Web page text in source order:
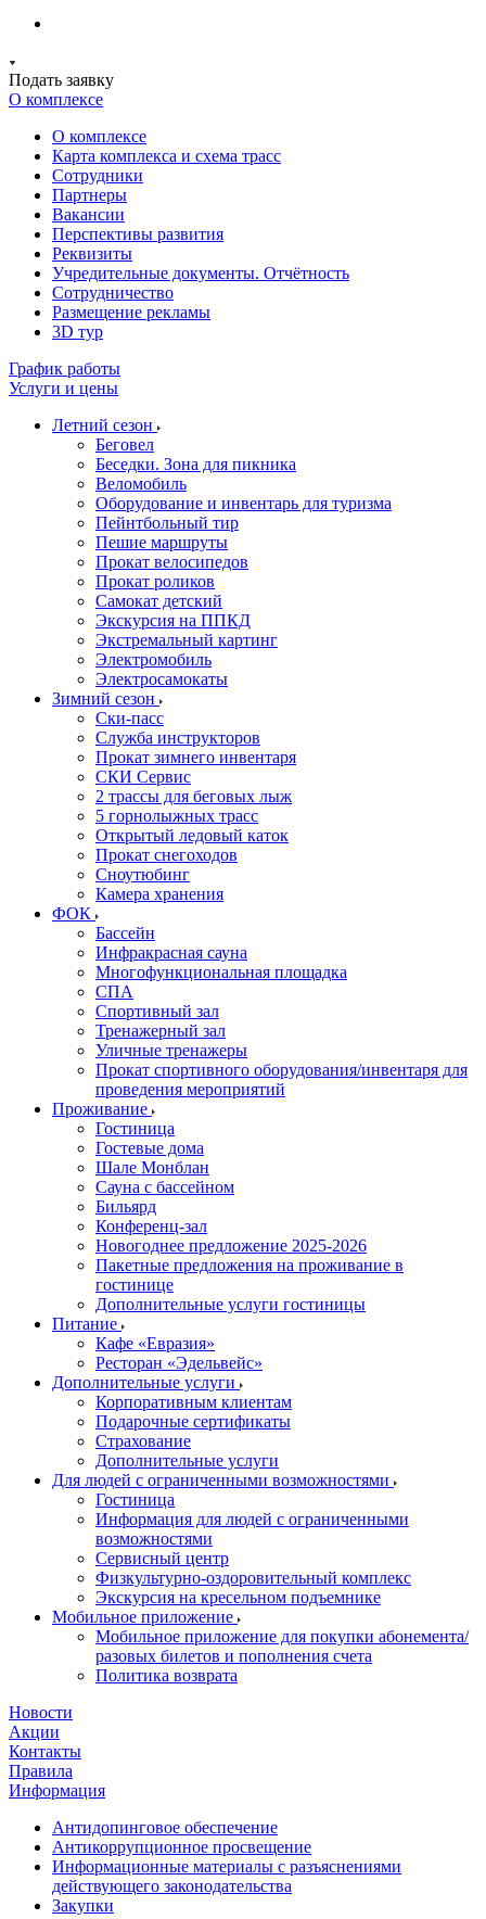
Подать заявку
О комплексе
О комплексе
Карта комплекса и схема трасс
Сотрудники
Партнеры
Вакансии
Перспективы развития
Реквизиты
Учредительные документы. Отчётность
Сотрудничество
Размещение рекламы
3D тур
График работы
Услуги и цены
Летний сезон
Беговел
Беседки. Зона для пикника
Веломобиль
Оборудование и инвентарь для туризма
Пейнтбольный тир
Пешие маршруты
Прокат велосипедов
Прокат роликов
Самокат детский
Экскурсия на ППКД
Экстремальный картинг
Электромобиль
Электросамокаты
Зимний сезон
Ски-пасс
Служба инструкторов
Прокат зимнего инвентаря
СКИ Сервис
2 трассы для беговых лыж
5 горнолыжных трасс
Открытый ледовый каток
Прокат снегоходов
Сноутюбинг
Камера хранения
ФОК
Бассейн
Инфракрасная сауна
Многофункциональная площадка
СПА
Спортивный зал
Тренажерный зал
Уличные тренажеры
Прокат спортивного оборудования/инвентаря для
проведения мероприятий
Проживание
Гостиница
Гостевые дома
Шале Монблан
Сауна с бассейном
Бильярд
Конференц-зал
Новогоднее предложение 2025-2026
Пакетные предложения на проживание в
гостинице
Дополнительные услуги гостиницы
Питание
Кафе «Евразия»
Ресторан «Эдельвейс»
Дополнительные услуги
Корпоративным клиентам
Подарочные сертификаты
Страхование
Дополнительные услуги
Для людей с ограниченными возможностями
Гостиница
Информация для людей с ограниченными
возможностями
Сервисный центр
Физкультурно-оздоровительный комплекс
Экскурсия на кресельном подъемнике
Мобильное приложение
Мобильное приложение для покупки абонемента/
разовых билетов и пополнения счета
Политика возврата
Новости
Акции
Контакты
Правила
Информация
Антидопинговое обеспечение
Антикоррупционное просвещение
Информационные материалы с разъяснениями
действующего законодательства
Закупки